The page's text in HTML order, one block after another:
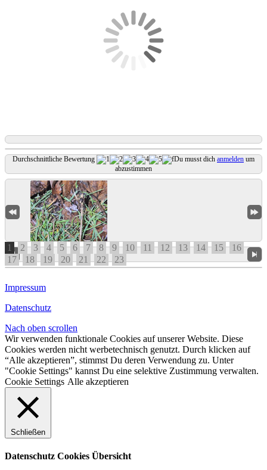
1 2 3 4 5 6 7 8 9 10 11 12 13 14 15
16
17
18 19 20 21 22 23
Durchschnittliche Bewertung Du musst dich anmelden um
abzustimmen
Impressum
Datenschutz
Nach oben scrollen
Wir verwenden funktionale Cookies auf unserer Website. Diese
Cookies werden nicht werbetechnisch genutzt. Durch klicken auf
“Alle akzeptieren”, stimmst Du deren Verwendung zu. Unter
"Cookie Settings" kannst Du eine selektive Zustimmung verwalten.
Cookie Settings Alle akzeptieren
Schließen
Datenschutz Cookies Übersicht